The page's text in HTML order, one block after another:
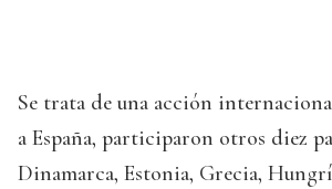
Se trata de una acción
a España, participaron otros diez
Dinamarca, Estonia, Grecia,